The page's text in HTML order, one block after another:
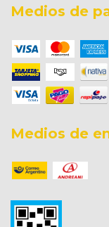
Medios de
Medios de